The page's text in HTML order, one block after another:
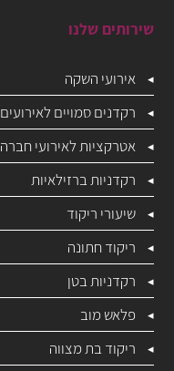
שירותים שלנו
אירועי השקה
רקדנים סמויים לאירועים
אטרקציות לאירועי חברה
רקדניות ברזילאיות
שיעורי ריקוד
ריקוד חתונה
רקדניות בטן
פלאש מוב
ריקוד בת מצווה